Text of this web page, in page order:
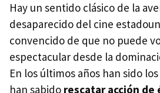
Hay un sentido clásico de la
desaparecido del cine
convencido de que no puede
espectacular desde la
En los últimos años han sido
han sabido rescatar acción de